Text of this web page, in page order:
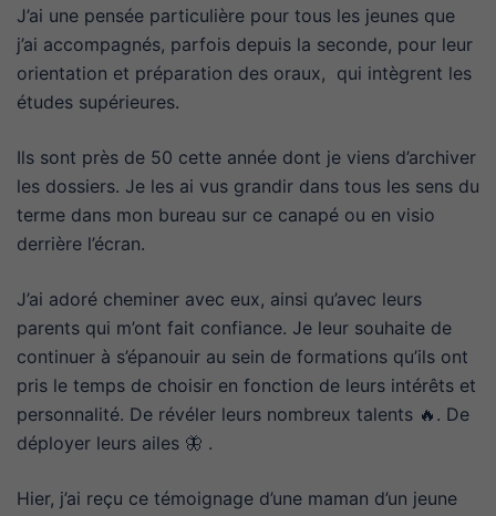
J’ai une pensée particulière pour tous les jeunes que
j’ai accompagnés, parfois depuis la seconde, pour leur
orientation et préparation des oraux, qui intègrent les
études supérieures.
Ils sont près de 50 cette année dont je viens d’archiver
les dossiers. Je les ai vus grandir dans tous les sens du
terme dans mon bureau sur ce canapé ou en visio
derrière l’écran.
J’ai adoré cheminer avec eux, ainsi qu’avec leurs
parents qui m’ont fait confiance. Je leur souhaite de
continuer à s’épanouir au sein de formations qu’ils ont
pris le temps de choisir en fonction de leurs intérêts et
personnalité. De révéler leurs nombreux talents 🔥. De
déployer leurs ailes 🦋 .
Hier, j’ai reçu ce témoignage d’une maman d’un jeune